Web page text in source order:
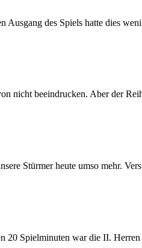
Ausgang des Spiels hatte dies
nicht beeindrucken. Aber der
Stürmer heute umso mehr.
20 Spielminuten war die II.